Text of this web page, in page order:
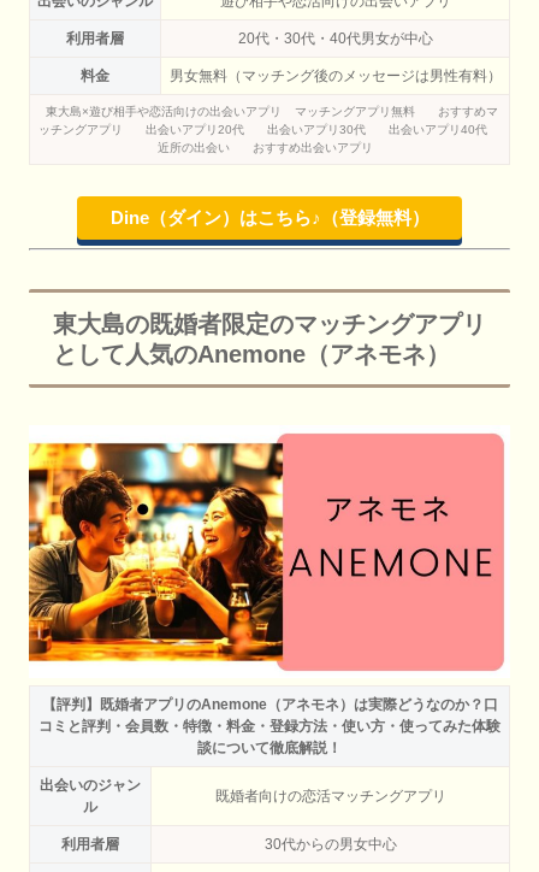
利用者層 20代・30代・40代男女が中心
料金 男女無料（マッチング後のメッセージは男性有料）
東大島×遊び相手や恋活向けの出会いアプリ マッチングアプリ無料
おすすめマ
ッチングアプリ
出会いアプリ20代 出会いアプリ30代
出会いアプリ40代
近所の出会い
おすすめ出会いアプリ
Dine（ダイン）はこちら♪（登録無料）
東大島の既婚者限定のマッチングアプリ
として人気のAnemone（アネモネ）
【評判】既婚者アプリのAnemone（アネモネ）は実際どうなのか？口
コミと評判・会員数・特徴・料金・登録方法・使い方・使ってみた体験
談について徹底解説！
出会いのジャン
ル
既婚者向けの恋活マッチングアプリ
利用者層 30代からの男女中心